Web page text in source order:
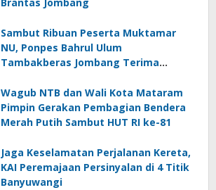
Sambut Ribuan Peserta Muktamar
NU, Ponpes Bahrul Ulum
Tambakberas Jombang Terima
Wagub NTB dan Wali Kota Mataram
Pimpin Gerakan Pembagian Bendera
Merah Putih Sambut HUT RI ke-81
Jaga Keselamatan Perjalanan Kereta,
KAI Peremajaan Persinyalan di 4 Titik
Banyuwangi